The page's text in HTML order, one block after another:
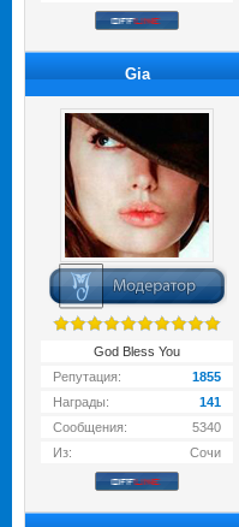
Gia
God Bless You
Репутация:
1855
Награды:
141
Сообщения:
5340
Из:
Сочи